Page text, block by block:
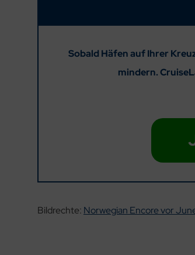
Sobald Häfen auf Ihrer
mindern.
Bildrechte: Norwegian Encore vor